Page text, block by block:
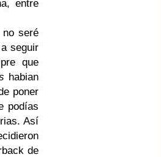
entre
seré
seguir
que
habian
poner
podías
Así
de